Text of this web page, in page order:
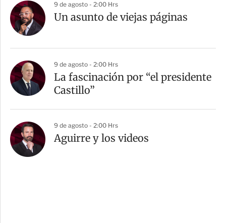
9 de agosto - 2:00 Hrs
Un asunto de viejas páginas
9 de agosto - 2:00 Hrs
La fascinación por “el presidente
Castillo”
9 de agosto - 2:00 Hrs
Aguirre y los videos